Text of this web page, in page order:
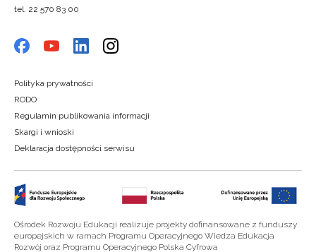
tel. 22 570 83 00
Polityka prywatności
RODO
Regulamin publikowania informacji
Skargi i wnioski
Deklaracja dostępności serwisu
Ośrodek Rozwoju Edukacji realizuje projekty dofinansowane z funduszy
europejskich w ramach Programu Operacyjnego Wiedza Edukacja
Rozwój oraz Programu Operacyjnego Polska Cyfrowa